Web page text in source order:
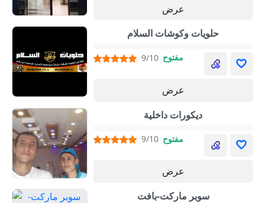
عرض
حلويات وكوشات السلام
9/10 مفتوح
عرض
ديكورات داخلية
9/10 مفتوح
عرض
سوبر ماركت-بافت